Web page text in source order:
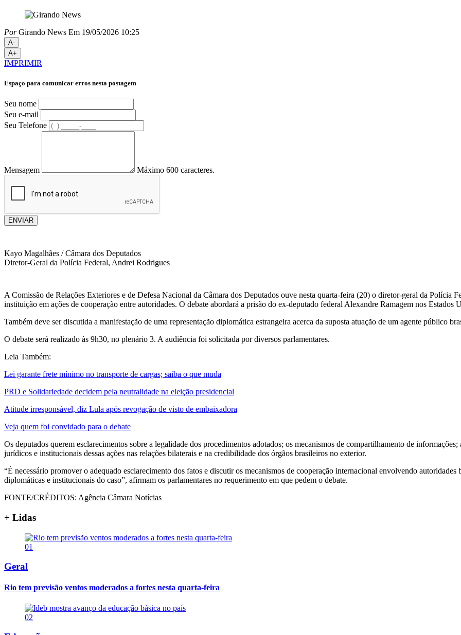
PorGirando News Em 19/05/2026 10:25
A-
A+
IMPRIMIR
Espaço para comunicar erros nesta postagem
Seu nome
Seu e-mail
Seu Telefone
Mensagem Máximo 600 caracteres.
ENVIAR
Kayo Magalhães / Câmara dos Deputados
Diretor-Geral da Polícia Federal, Andrei Rodrigues
A Comissão de Relações Exteriores e de Defesa Nacional da Câmara dos Deputados ouve nesta quarta-feira (20) o diretor-geral da Polícia
instituição em ações de cooperação entre autoridades. O debate abordará a prisão do ex-deputado federal Alexandre Ramagem nos Estados
Também deve ser discutida a manifestação de uma representação diplomática estrangeira acerca da suposta atuação de um agente público
O debate será realizado às 9h30, no plenário 3. A audiência foi solicitada por diversos parlamentares.
Leia Também:
Lei garante frete mínimo no transporte de cargas; saiba o que muda
PRD e Solidariedade decidem pela neutralidade na eleição presidencial
Atitude irresponsável, diz Lula após revogação de visto de embaixadora
Veja quem foi convidado para o debate
Os deputados querem esclarecimentos sobre a legalidade dos procedimentos adotados; os mecanismos de compartilhamento de
jurídicos e institucionais dessas ações nas relações bilaterais e na credibilidade dos órgãos brasileiros no exterior.
“É necessário promover o adequado esclarecimento dos fatos e discutir os mecanismos de cooperação internacional envolvendo autoridades
diplomáticas e institucionais do caso”, afirmam os parlamentares no requerimento em que pedem o debate.
FONTE/CRÉDITOS: Agência Câmara Notícias
+ Lidas
01
Geral
Rio tem previsão ventos moderados a fortes nesta quarta-feira
02